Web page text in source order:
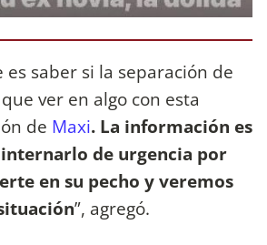
saber si la separación de
ver en algo con esta
de Maxi. La información es
de urgencia por
en su pecho y veremos
”, agregó.